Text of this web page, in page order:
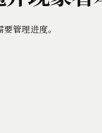
管理进度。